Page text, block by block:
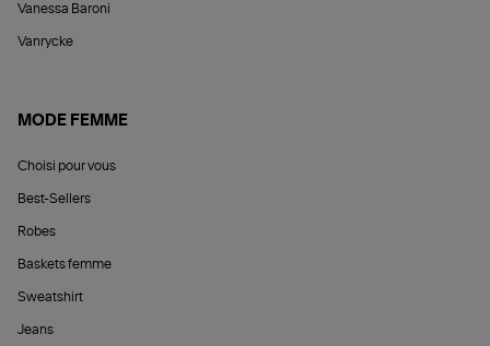
Vanessa Baroni
Vanrycke
MODE FEMME
Choisi pour vous
Best-Sellers
Robes
Baskets femme
Sweatshirt
Jeans